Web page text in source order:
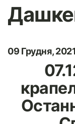
09 Грудня, 2021